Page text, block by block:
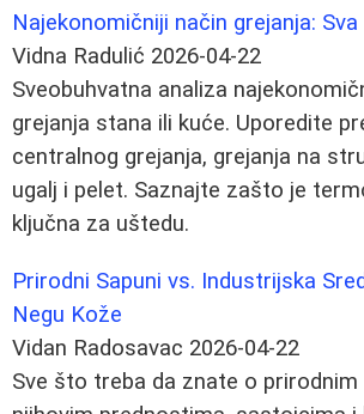
Najekonomičniji način grejanja:
Vidna Radulić 2026-04-22
Sveobuhvatna analiza
grejanja stana ili kuće. Uporedite
centralnog grejanja, grejanja na
ugalj i pelet. Saznajte zašto je
ključna za uštedu.
Prirodni Sapuni vs. Industrijska
Negu Kože
Vidan Radosavac 2026-04-22
Sve što treba da znate o prirodnim